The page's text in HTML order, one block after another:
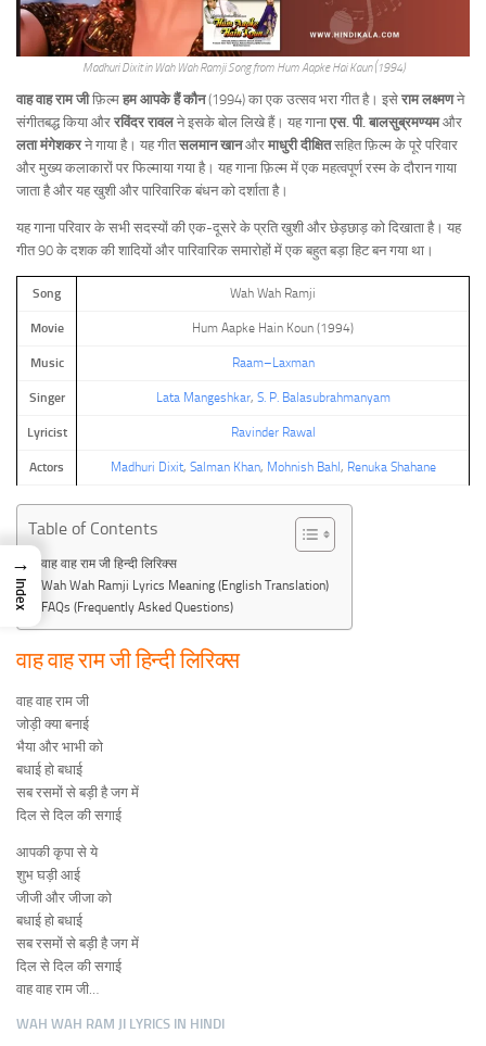
Madhuri Dixit in Wah Wah Ramji Song from Hum Aapke Hai Kaun (1994)
वाह वाह राम जीफ़िल्म हम आपके हैं कौन(1994) का एक उत्सव भरा गीत है। इसे राम लक्ष्मणने
संगीतबद्ध किया और रविंदर रावलने इसके बोल लिखे हैं। यह गाना एस. पी. बालसुब्रमण्यमऔर
लता मंगेशकरने गाया है। यह गीतसलमान खानऔर माधुरी दीक्षितसहित फ़िल्म के पूरे परिवार
और मुख्य कलाकारों पर फिल्माया गया है। यह गाना फ़िल्म में एक महत्वपूर्ण रस्म के दौरान गाया
जाता है और यह खुशी और पारिवारिक बंधन को दर्शाता है।
यह गाना परिवार के सभी सदस्यों की एक-दूसरे के प्रति खुशी और छेड़छाड़ को दिखाता है। यह
गीत 90 के दशक की शादियों और पारिवारिक समारोहों में एक बहुत बड़ा हिट बन गया था।
Song Wah Wah Ramji
Movie Hum Aapke Hain Koun (1994)
Music Raam–Laxman
Singer Lata Mangeshkar, S. P. Balasubrahmanyam
Lyricist Ravinder Rawal
Actors Madhuri Dixit, Salman Khan, Mohnish Bahl , Renuka Shahane
Table of Contents
वाह वाह राम जी हिन्दी लिरिक्स
Wah Wah Ramji Lyrics Meaning (English Translation)
FAQs (Frequently Asked Questions)
वाह वाह राम जी हिन्दी लिरिक्स
वाह वाह राम जी
जोड़ी क्या बनाई
भैया और भाभी को
बधाई हो बधाई
सब रसमों से बड़ी है जग में
दिल से दिल की सगाई
आपकी कृपा से ये
शुभ घड़ी आई
जीजी और जीजा को
बधाई हो बधाई
सब रसमों से बड़ी है जग में
दिल से दिल की सगाई
वाह वाह राम जी…
WAH WAH RAM JI LYRICS IN HINDI
→
Index